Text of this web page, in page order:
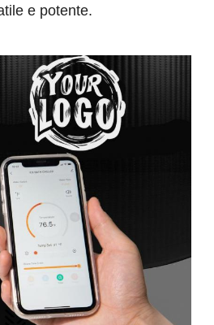
e potente.